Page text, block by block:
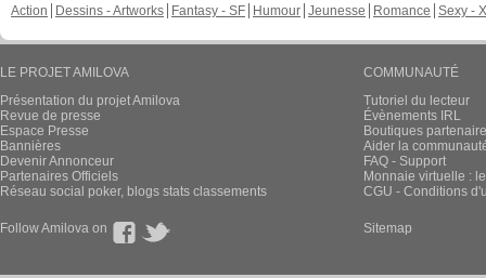
Action
Dessins - Artworks Fantasy - SF Humour Jeunesse Romance Sexy -
LE PROJET AMILOVA
Présentation du projet Amilova
Revue de presse
Espace Presse
Bannières
Devenir Annonceur
Partenaires Officiels
Réseau social poker, blogs stats classements
COMMUNAUTÉ
Tutoriel du lecteur
Évènements IRL
Boutiques
Aider la
FAQ - Support
Monnaie virtuelle :
CGU - Conditions
Follow Amilova on Sitemap